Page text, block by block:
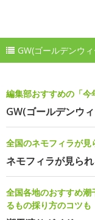
GW(ゴールデンウ
編集部おすすめの「今
GW(ゴールデンウ
全国のネモフィラが
ネモフィラが見ら
全国各地のおすすめ
るもの採り方のコツも